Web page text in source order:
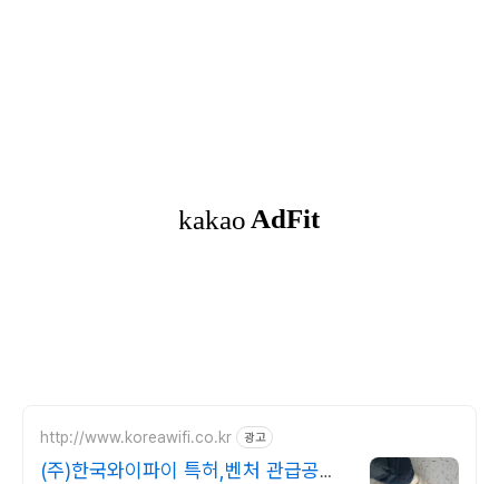
http://www.koreawifi.co.kr 광고
(주)한국와이파이 특허,벤처 관급공사,